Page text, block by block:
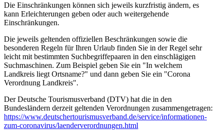
Die Einschränkungen können sich jeweils kurzfristig ändern, es
kann Erleichterungen geben oder auch weitergehende
Einschränkungen.
Die jeweils geltenden offiziellen Beschränkungen sowie die
besonderen Regeln für Ihren Urlaub finden Sie in der Regel sehr
leicht mit bestimmten Suchbegriffepaaren in den einschlägigen
Suchmaschinen. Zum Beispiel geben Sie ein "In welchem
Landkreis liegt Ortsname?" und dann geben Sie ein "Corona
Verordnung Landkreis".
Der Deutsche Tourismusverband (DTV) hat die in den
Bundesländern derzeit geltenden Verordnungen zusammengetragen:
https://www.deutscher­tourismusverband.de/­service/­informationen-
zum-coronavirus/­laenderverordnungen.html